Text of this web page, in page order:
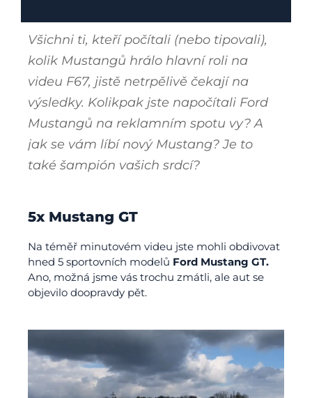
Všichni ti, kteří počítali (nebo tipovali),
kolik Mustangů hrálo hlavní roli na
videu F67, jistě netrpělivě čekají na
výsledky. Kolikpak jste napočítali Ford
Mustangů na reklamním spotu vy? A
jak se vám líbí nový Mustang? Je to
také šampión vašich srdcí?
5x Mustang GT
Na téměř minutovém videu jste mohli obdivovat
hned 5 sportovních modelů Ford Mustang GT.
Ano, možná jsme vás trochu zmátli, ale aut se
objevilo doopravdy pět.